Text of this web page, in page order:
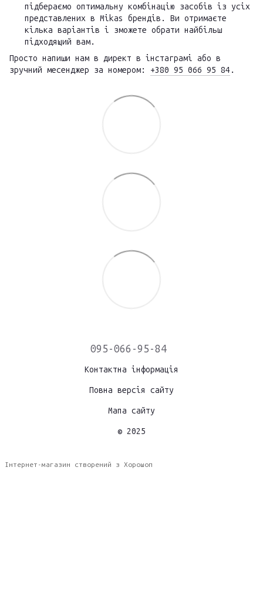
підбераємо оптимальну комбінацію засобів із усіх
представлених в Mikas брендів. Ви отримаєте
кілька варіантів і зможете обрати найбільш
підходящий вам.
Просто напиши нам в директ в інстаграмі або в
зручний месенджер за номером: +380 95 066 95 84.
095-066-95-84
Контактна інформація
Повна версія сайту
Мапа сайту
© 2025
Інтернет-магазин створений з Хорошоп